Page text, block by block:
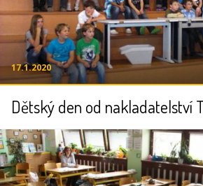
17.1.2020
Dětský den od nakladatelství